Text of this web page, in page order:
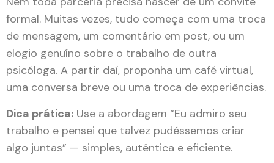
formal. Muitas vezes, tudo começa com uma troca
de mensagem, um comentário em post, ou um
elogio genuíno sobre o trabalho de outra
psicóloga. A partir daí, proponha um café virtual,
uma conversa breve ou uma troca de experiências.
Dica prática: Use a abordagem “Eu admiro seu
trabalho e pensei que talvez pudéssemos criar
algo juntas” — simples, autêntica e eficiente.